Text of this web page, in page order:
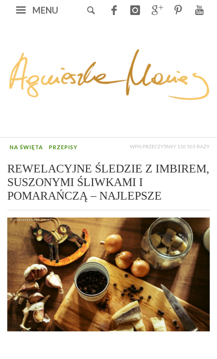
MENU
NA ŚWIĘTA PRZEPISY WPIS PRZECZYTANY 110 503 RAZY
REWELACYJNE ŚLEDZIE Z IMBIREM,
SUSZONYMI ŚLIWKAMI I
POMARAŃCZĄ – NAJLEPSZE